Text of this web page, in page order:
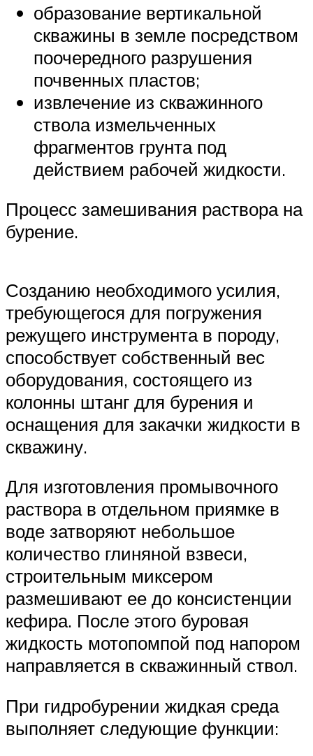
образование вертикальной
скважины в земле посредством
поочередного разрушения
почвенных пластов;
извлечение из скважинного
ствола измельченных
фрагментов грунта под
действием рабочей жидкости.
Процесс замешивания раствора на
бурение.
Созданию необходимого усилия,
требующегося для погружения
режущего инструмента в породу,
способствует собственный вес
оборудования, состоящего из
колонны штанг для бурения и
оснащения для закачки жидкости в
скважину.
Для изготовления промывочного
раствора в отдельном приямке в
воде затворяют небольшое
количество глиняной взвеси,
строительным миксером
размешивают ее до консистенции
кефира. После этого буровая
жидкость мотопомпой под напором
направляется в скважинный ствол.
При гидробурении жидкая среда
выполняет следующие функции: